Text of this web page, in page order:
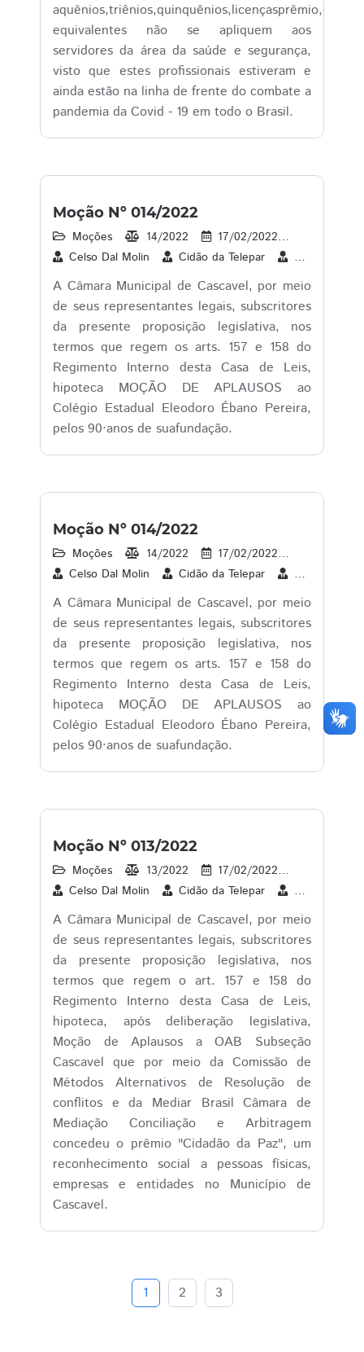
equivalentes não se apliquem aos
servidores da área da saúde e segurança,
visto que estes profissionais estiveram e
ainda estão na linha de frente do combate a
pandemia da Covid - 19 em todo o Brasil.
Moção Nº 014/2022
Moções 14/2022 17/02/2022
Celso Dal Molin
Cidão da Telepar Cleverson
A Câmara Municipal de Cascavel, por meio
de seus representantes legais, subscritores
da presente proposição legislativa, nos
termos que regem os arts. 157 e 158 do
Regimento Interno desta Casa de Leis,
hipoteca MOÇÃO DE APLAUSOS ao
Colégio Estadual Eleodoro Ébano Pereira,
pelos 90·anos de suafundação.
Moção Nº 014/2022
Moções 14/2022 17/02/2022
Celso Dal Molin
Cidão da Telepar Cleverson
A Câmara Municipal de Cascavel, por meio
de seus representantes legais, subscritores
da presente proposição legislativa, nos
termos que regem os arts. 157 e 158 do
Regimento Interno desta Casa de Leis,
hipoteca MOÇÃO DE APLAUSOS ao
Colégio Estadual Eleodoro Ébano Pereira,
pelos 90·anos de suafundação.
Moção Nº 013/2022
Moções 13/2022 17/02/2022
Celso Dal Molin
Cidão da Telepar Cleverson
A Câmara Municipal de Cascavel, por meio
de seus representantes legais, subscritores
da presente proposição legislativa, nos
termos que regem o art. 157 e 158 do
Regimento Interno desta Casa de Leis,
hipoteca, após deliberação legislativa,
Moção de Aplausos a OAB Subseção
Cascavel que por meio da Comissão de
Métodos Alternativos de Resolução de
conflitos e da Mediar Brasil Câmara de
Mediação Conciliação e Arbitragem
concedeu o prêmio "Cidadão da Paz", um
reconhecimento social a pessoas físicas,
empresas e entidades no Município de
Cascavel.
1 2 3